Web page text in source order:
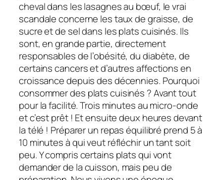
cheval dans les lasagnes au bœuf, le vrai
scandale concerne les taux de graisse, de
sucre et de sel dans les plats cuisinés. Ils
sont, en grande partie, directement
responsables de l’obésité, du diabète, de
certains cancers et d’autres affections en
croissance depuis des décennies. Pourquoi
consommer des plats cuisinés ? Avant tout
pour la facilité. Trois minutes au micro-onde
et c’est prêt ! Et ensuite deux heures devant
la télé ! Préparer un repas équilibré prend 5 à
10 minutes à qui veut réfléchir un tant soit
peu. Y compris certains plats qui vont
demander de la cuisson, mais peu de